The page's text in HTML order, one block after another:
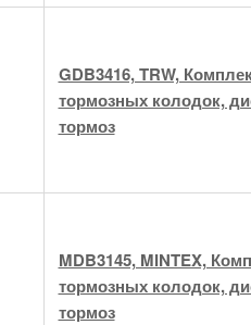
GDB3416, TRW,
тормозных колодок,
тормоз
MDB3145, MINTEX,
тормозных колодок,
тормоз